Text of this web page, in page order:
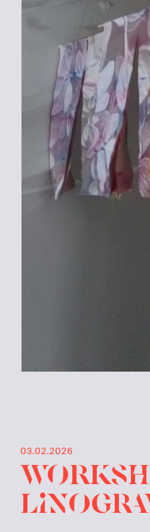
03.02.2026